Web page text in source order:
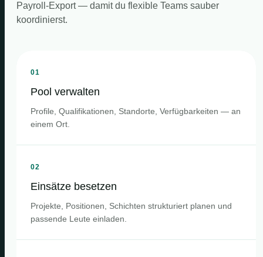
Payroll-Export — damit du flexible Teams sauber
koordinierst.
01
Pool verwalten
Profile, Qualifikationen, Standorte, Verfügbarkeiten — an
einem Ort.
02
Einsätze besetzen
Projekte, Positionen, Schichten strukturiert planen und
passende Leute einladen.